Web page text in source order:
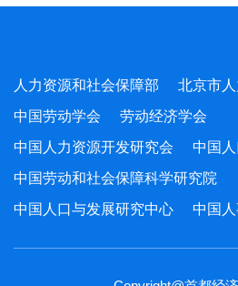
人力资源和社会保障部
北京市
中国劳动学会
劳动经济学会
中国人力资源开发研究会
中国
中国劳动和社会保障科学研究院
中国人口与发展研究中心
中国